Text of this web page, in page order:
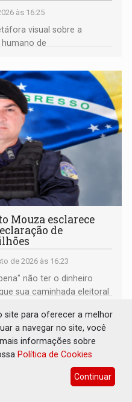
às 16:25
visual sobre a
de
Mouza esclarece
de
de 2026 às 16:23
não ter o dinheiro
sua caminhada eleitoral
site para oferecer a melhor
a navegar no site, você
informações sobre
Política de Cookies
Continuar